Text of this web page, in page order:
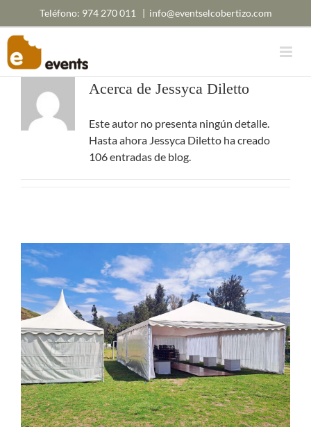
al
contenido
Teléfono: 974 270 011 | info@eventselcobertizo.com
Acerca de Jessyca Diletto
Este autor no presenta ningún detalle.
Hasta ahora Jessyca Diletto ha creado
106 entradas de blog.